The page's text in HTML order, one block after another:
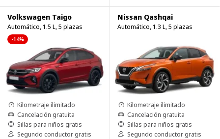
Volkswagen Taigo
Automático, 1.5 L, 5 plazas
-14%
Kilometraje ilimitado
Cancelación gratuita
Sillas para niños gratis
Segundo conductor gratis
Nissan Qashqai
Automático, 1.3 L, 5 plazas
Kilometraje ilimitado
Cancelación gratuita
Sillas para niños gratis
Segundo conductor gratis